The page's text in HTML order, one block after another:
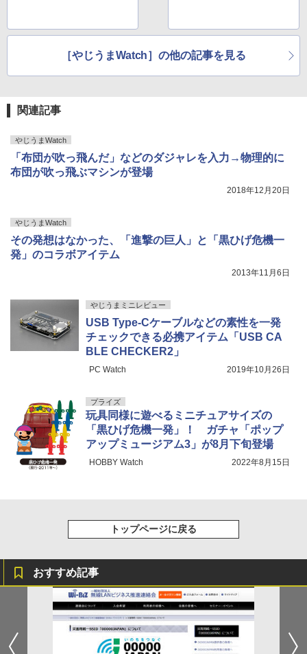
［やじうまWatch］の他の記事を見る
関連記事
やじうまWatch
「布団が吹っ飛んだ」などのダジャレを入力→物理的に
布団が吹っ飛ぶマシンが登場
2018年12月20日
やじうまWatch
その発想はなかった、「進撃の巨人」と「黒ひげ危機一
発」のコラボアイテム
2013年11月6日
やじうまミニレビュー
USB Type-Cケーブルなどの素性を一発
チェックできる必携アイテム「USB CA
BLE CHECKER2」
PC Watch 2019年10月26日
プライズ
玩具同様に遊べるミニチュアサイズの
「黒ひげ危機一発」！ ガチャ「ポップ
アップミュージアム3」が8月下旬登場
HOBBY Watch 2022年8月15日
トップページに戻る
おすすめ記事